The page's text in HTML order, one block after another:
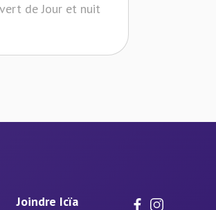
de Jour et nuit
Joindre Icïa